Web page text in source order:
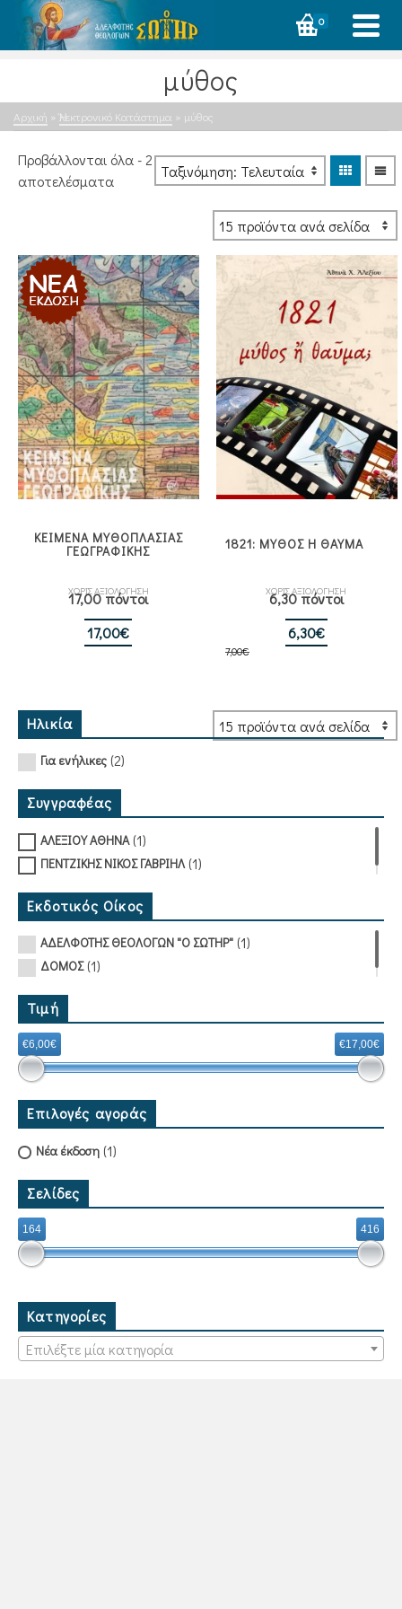
0
μύθος
Αρχική » Ἠλεκτρονικό Κατάστημα » μύθος
Προβάλλονται όλα - 2
αποτελέσματαSorted
ΚΕΙΜΕΝΑ ΜΥΘΟΠΛΑΣΙΑΣ
ΓΕΩΓΡΑΦΙΚΗΣ
ΧΩΡΙΣ ΑΞΙΟΛΟΓΗΣΗ
17,00 πόντοι
17,00€
1821: ΜΥΘΟΣ Η ΘΑΥΜΑ
ΧΩΡΙΣ ΑΞΙΟΛΟΓΗΣΗ
6,30 πόντοι
7,00€
Original
6,30€
6,30€.
Ηλικία
Για ενήλικες (2)
Συγγραφέας
ΑΛΕΞΙΟΥ ΑΘΗΝΑ(1)
ΠΕΝΤΖΙΚΗΣ ΝΙΚΟΣ ΓΑΒΡΙΗΛ(1)
Εκδοτικός Οίκος
ΑΔΕΛΦΟΤΗΣ ΘΕΟΛΟΓΩΝ "Ο ΣΩΤΗΡ" (1)
ΔΟΜΟΣ(1)
Τιμή
€6,00€ €17,00€
Επιλογές αγοράς
Νέα έκδοση (1)
Σελίδες
164 416
Κατηγορίες
Επιλέξτε μία κατηγορία